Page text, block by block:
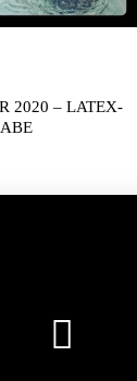
2020 – LATEX-